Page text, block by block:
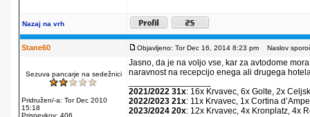
Nazaj na vrh
Stane60 Objavljeno: Tor Dec 16, 2014 8:23 pm Naslov
Sezuva pancarje na sedežnici
Pridružen/-a: Tor Dec 2010
15:18
Prispevkov: 406
Jasno, da je na voljo vse, kar za avtodome
naravnost na recepcijo enega ali drugega
2021/2022 31x: 16x Krvavec, 6x Golte, 2x
2022/2023 21x: 11x Krvavec, 1x Cortina
2023/2024 20x: 12x Krvavec, 4x Kronplatz, 4x